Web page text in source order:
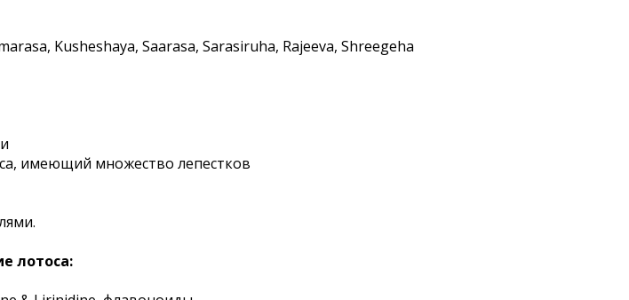
Kusheshaya, Saarasa, Sarasiruha, Rajeeva, Shreegeha
имеющий множество лепестков
лотоса: